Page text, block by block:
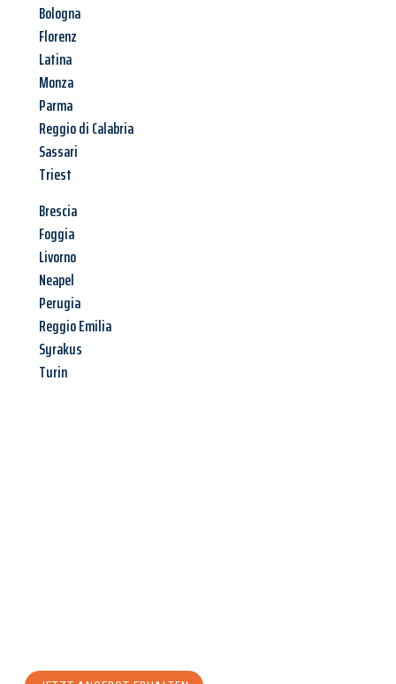
Bologna
Florenz
Latina
Monza
Parma
Reggio di Calabria
Sassari
Triest
Brescia
Foggia
Livorno
Neapel
Perugia
Reggio Emilia
Syrakus
Turin